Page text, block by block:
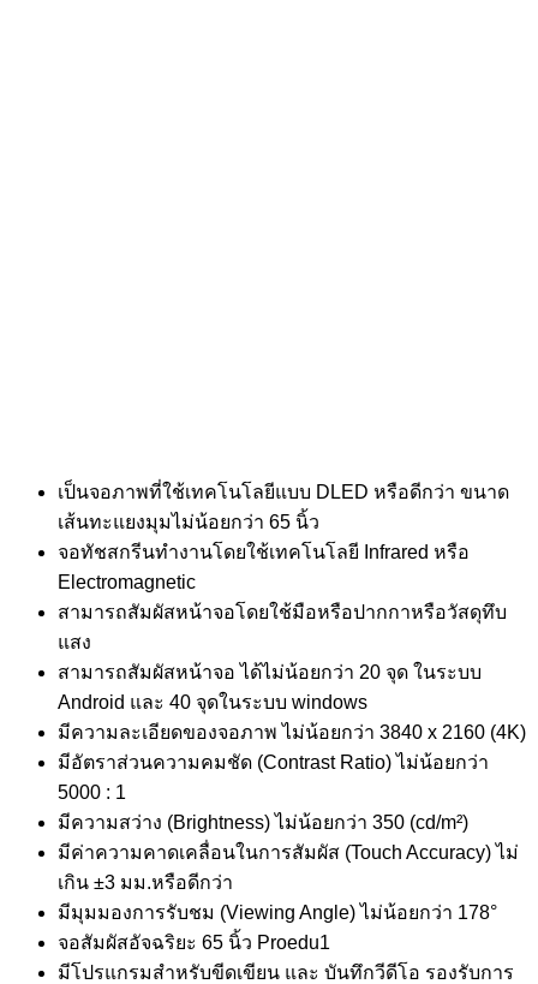
เป็นจอภาพที่ใช้เทคโนโลยีแบบ DLED หรือดีกว่า ขนาด
เส้นทะแยงมุมไม่น้อยกว่า 65 นิ้ว
จอทัชสกรีนทำงานโดยใช้เทคโนโลยี Infrared หรือ
Electromagnetic
สามารถสัมผัสหน้าจอโดยใช้มือหรือปากกาหรือวัสดุทึบ
แสง
สามารถสัมผัสหน้าจอ ได้ไม่น้อยกว่า 20 จุด ในระบบ
Android และ 40 จุดในระบบ windows
มีความละเอียดของจอภาพ ไม่น้อยกว่า 3840 x 2160 (4K)
มีอัตราส่วนความคมชัด (Contrast Ratio) ไม่น้อยกว่า
5000 : 1
มีความสว่าง (Brightness) ไม่น้อยกว่า 350 (cd/m²)
มีค่าความคาดเคลื่อนในการสัมผัส (Touch Accuracy) ไม่
เกิน ±3 มม.หรือดีกว่า
มีมุมมองการรับชม (Viewing Angle) ไม่น้อยกว่า 178°
จอสัมผัสอัจฉริยะ 65 นิ้ว Proedu1
มีโปรแกรมสำหรับขีดเขียน และ บันทึกวีดีโอ รองรับการ